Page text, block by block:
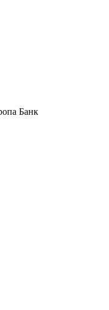
Банк